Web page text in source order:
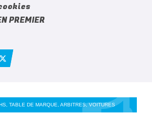
PREMIER
TABLE DE MARQUE, ARBITRES, VOITURES